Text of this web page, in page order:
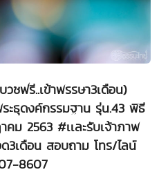
ชฟรี..เข้าพรรษา3เดือน)
ะธุดงค์กรรมฐาน รุ่น.43 พิธี
ม 2563 #เเละรับเจ้าภาพ
3เดือน สอบถาม โทร/ไลน์
8607